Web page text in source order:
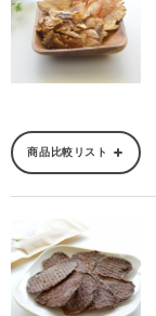
商品比較リスト